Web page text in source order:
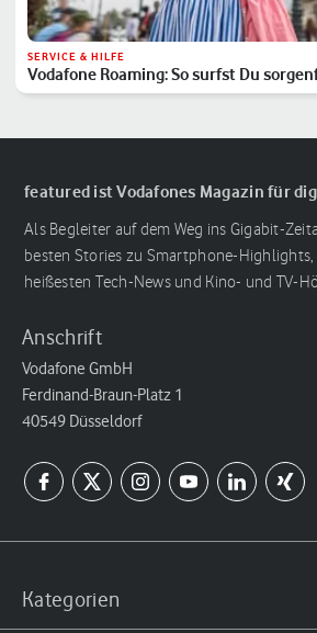
SERVICE & HILFE
Vodafone Roaming: So surfst Du
featured ist Vodafones Magazin für
Als Begleiter auf dem Weg ins Gigabit-
besten Stories zu Smartphone-Highlights,
heißesten Tech-News und Kino- und TV-
Anschrift
Vodafone GmbH
Ferdinand-Braun-Platz 1
40549 Düsseldorf
Kategorien